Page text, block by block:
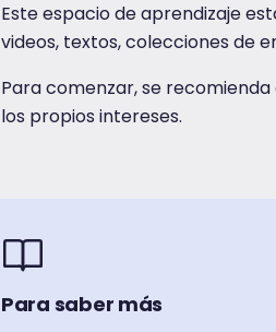
Este espacio de aprendizaje
videos, textos, colecciones de
Para comenzar, se recomienda
los propios intereses.
Para saber más